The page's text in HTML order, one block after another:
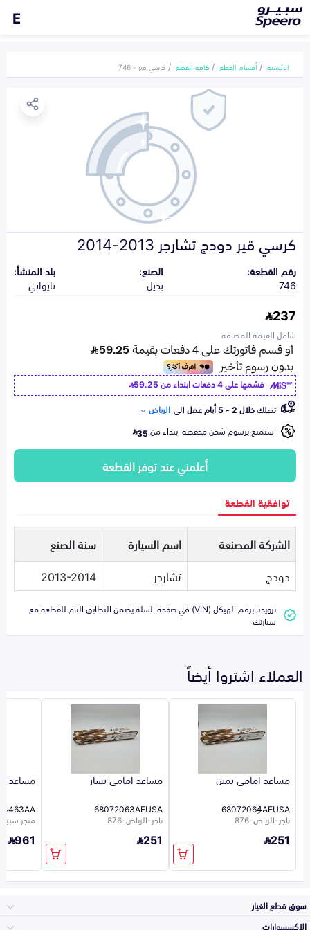
E
الرئيسية أقسام القطع كافة القطع كرسي قير - 746
كرسي قير دودج تشارجر 2013-2014
رقم القطعة:
746
الصنع:
بديل
بلد المنشأ:
تايواني
237
شامل القيمة المضافة
قسّمها على 4 دفعات ابتداء من
59.25
تصلكخلال 2 - 5 أيام عمل الى الرياض
استمتع برسوم شحن مخفضة ابتداء من35
أعلمني عند توفر القطعة
توافقية القطعة
الشركة المصنعة اسم السيارة
سنة الصنع
دودج
تشارجر 2013-2014
تزويدنا برقم الهيكل (VIN) في صفحة السلة يضمن التطابق التام للقطعة مع
سيارتك
العملاء اشتروا أيضاً
مساعد امامي يمين
68072064ِAEUSA
تاجر-الرياض-876
251
مساعد امامي يسار
68072063AEUSA
تاجر-الرياض-876
251
مساعد
متجر سبيرو
961
سوق قطع الغيار
الاكسسوارات